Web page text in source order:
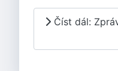
Číst dál: